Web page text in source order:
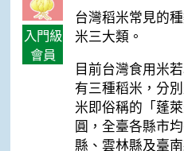
入門級
會員
台灣稻米常見的
米三大類。
目前台灣食用米
有三種稻米，分
米即俗稱的「蓬
圓，全臺各縣市
縣、雲林縣及臺